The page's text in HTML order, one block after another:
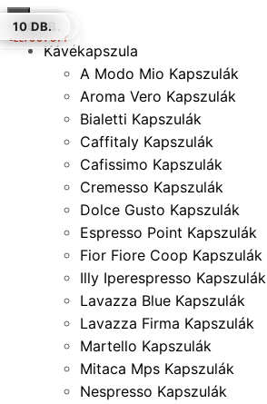
×
Kávékapszula
A Modo Mio Kapszulák
Aroma Vero Kapszulák
Bialetti Kapszulák
Caffitaly Kapszulák
Cafissimo Kapszulák
Cremesso Kapszulák
Dolce Gusto Kapszulák
Espresso Point Kapszulák
Fior Fiore Coop Kapszulák
Illy Iperespresso Kapszulák
Lavazza Blue Kapszulák
Lavazza Firma Kapszulák
Martello Kapszulák
Mitaca Mps Kapszulák
Nespresso Kapszulák
25 DB.
50 DB.
20 DB.
10 DB.
ELFOGYOTT
10 DB.
100 DB.
10 DB.